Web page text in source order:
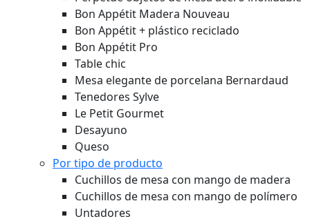
Bon Appétit Madera Nouveau
Bon Appétit + plástico reciclado
Bon Appétit Pro
Table chic
Mesa elegante de porcelana Bernardaud
Tenedores Sylve
Le Petit Gourmet
Desayuno
Queso
Por tipo de producto
Cuchillos de mesa con mango de madera
Cuchillos de mesa con mango de polímero
Untadores